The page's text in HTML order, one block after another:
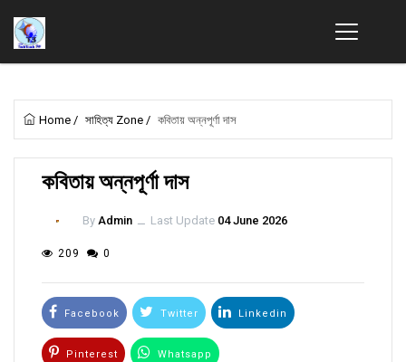
Home / সাহিত্য Zone / কবিতায় অন্নপূর্ণা দাস
কবিতায় অন্নপূর্ণা দাস
By Admin ــ Last Update 04 June 2026
209 0
Facebook Twitter Linkedin
Pinterest Whatsapp